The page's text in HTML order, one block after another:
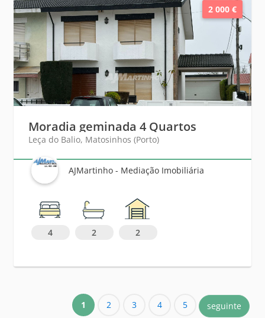
2 000 €
Moradia geminada 4 Quartos
Leça do Balio, Matosinhos (Porto)
AJMartinho - Mediação Imobiliária
4 2 2
1 2 3 4 5 seguinte